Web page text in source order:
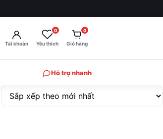
Tài khoản Yêu thích
0
Giỏ hàng
0
Hỗ trợ nhanh